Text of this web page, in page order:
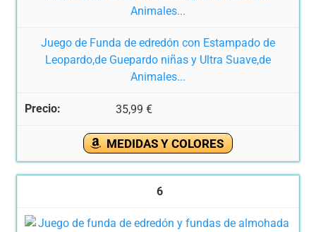
Juego de Funda de edredón con Estampado de
Leopardo,de Guepardo niñas y Ultra Suave,de
Animales...
35,99 €
MEDIDAS Y COLORES
6